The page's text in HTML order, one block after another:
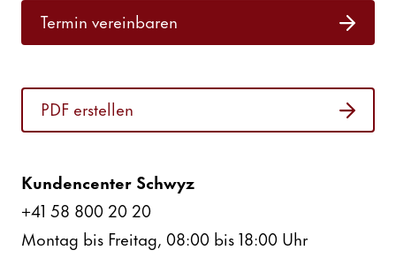
Termin verein­baren
PDF erstellen
Kunden­center Schwyz
+41 58 800 20 20
Montag bis Freitag, 08:00 bis 18:00 Uhr